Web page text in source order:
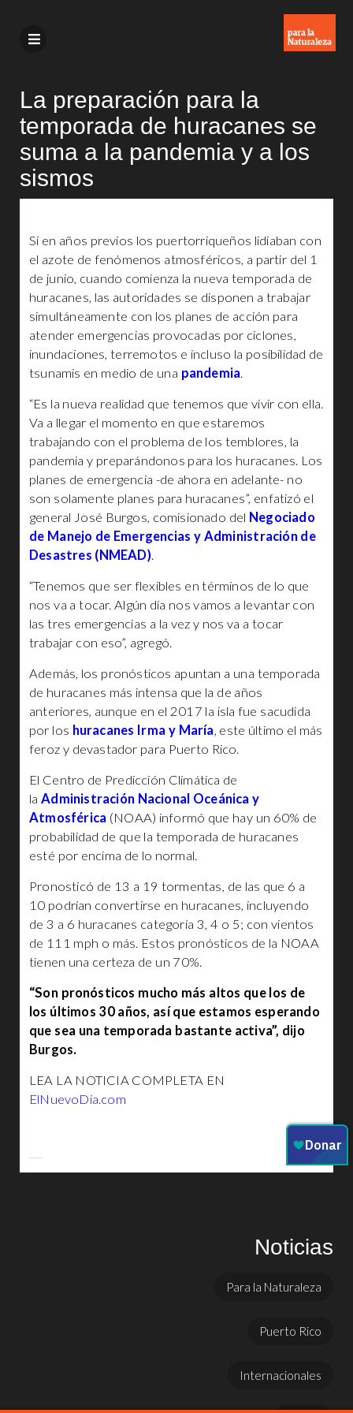
La preparación para la
temporada de huracanes se
suma a la pandemia y a los
sismos
Si en años previos los puertorriqueños lidiaban con
el azote de fenómenos atmosféricos, a partir del 1
de junio, cuando comienza la nueva temporada de
huracanes, las autoridades se disponen a trabajar
simultáneamente con los planes de acción para
atender emergencias provocadas por ciclones,
inundaciones, terremotos e incluso la posibilidad de
tsunamis en medio de una pandemia.
“Es la nueva realidad que tenemos que vivir con ella.
Va a llegar el momento en que estaremos
trabajando con el problema de los temblores, la
pandemia y preparándonos para los huracanes. Los
planes de emergencia -de ahora en adelante- no
son solamente planes para huracanes”, enfatizó el
general José Burgos, comisionado del Negociado
de Manejo de Emergencias y Administración de
Desastres (NMEAD).
“Tenemos que ser flexibles en términos de lo que
nos va a tocar. Algún día nos vamos a levantar con
las tres emergencias a la vez y nos va a tocar
trabajar con eso”, agregó.
Además, los pronósticos apuntan a una temporada
de huracanes más intensa que la de años
anteriores, aunque en el 2017 la isla fue sacudida
por los huracanes Irma y María, este último el más
feroz y devastador para Puerto Rico.
El Centro de Predicción Climática de
laAdministración Nacional Oceánica y
Atmosférica (NOAA) informó que hay un 60% de
probabilidad de que la temporada de huracanes
esté por encima de lo normal.
Pronosticó de 13 a 19 tormentas, de las que 6 a
10 podrían convertirse en huracanes, incluyendo
de 3 a 6 huracanes categoría 3, 4 o 5; con vientos
de 111 mph o más. Estos pronósticos de la NOAA
tienen una certeza de un 70%.
“Son pronósticos mucho más altos que los de
los últimos 30 años, así que estamos esperando
que sea una temporada bastante activa”, dijo
Burgos.
LEA LA NOTICIA COMPLETA EN
ElNuevoDia.com
Noticias
Para la Naturaleza
Puerto Rico
Internacionales